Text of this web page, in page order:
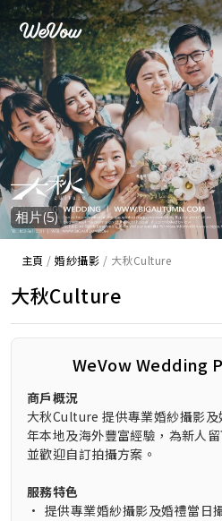
相片(5)
主頁 /婚紗攝影 / 大秋Culture
大秋Culture
WeVow Wedding
商戶概況
大秋Culture 提供專業婚紗攝影
年本地及海外豐富經驗，為新人
並歡迎自訂拍攝方案。
服務特色
• 提供專業婚紗攝影及婚禮當日